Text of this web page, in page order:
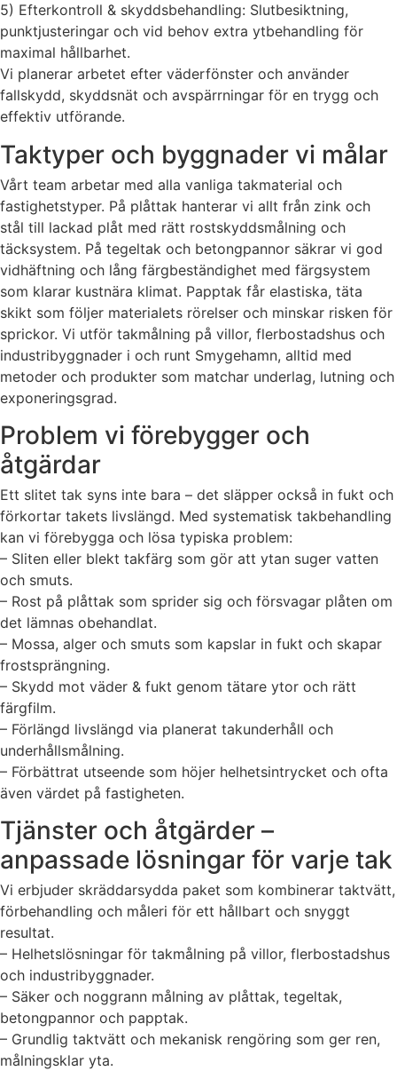
5) Efterkontroll & skyddsbehandling: Slutbesiktning,
punktjusteringar och vid behov extra ytbehandling för
maximal hållbarhet.
Vi planerar arbetet efter väderfönster och använder
fallskydd, skyddsnät och avspärrningar för en trygg och
effektiv utförande.
Taktyper och byggnader vi målar
Vårt team arbetar med alla vanliga takmaterial och
fastighetstyper. På plåttak hanterar vi allt från zink och
stål till lackad plåt med rätt rostskyddsmålning och
täcksystem. På tegeltak och betongpannor säkrar vi god
vidhäftning och lång färgbeständighet med färgsystem
som klarar kustnära klimat. Papptak får elastiska, täta
skikt som följer materialets rörelser och minskar risken för
sprickor. Vi utför takmålning på villor, flerbostadshus och
industribyggnader i och runt Smygehamn, alltid med
metoder och produkter som matchar underlag, lutning och
exponeringsgrad.
Problem vi förebygger och
åtgärdar
Ett slitet tak syns inte bara – det släpper också in fukt och
förkortar takets livslängd. Med systematisk takbehandling
kan vi förebygga och lösa typiska problem:
– Sliten eller blekt takfärg som gör att ytan suger vatten
och smuts.
– Rost på plåttak som sprider sig och försvagar plåten om
det lämnas obehandlat.
– Mossa, alger och smuts som kapslar in fukt och skapar
frostsprängning.
– Skydd mot väder & fukt genom tätare ytor och rätt
färgfilm.
– Förlängd livslängd via planerat takunderhåll och
underhållsmålning.
– Förbättrat utseende som höjer helhetsintrycket och ofta
även värdet på fastigheten.
Tjänster och åtgärder –
anpassade lösningar för varje tak
Vi erbjuder skräddarsydda paket som kombinerar taktvätt,
förbehandling och måleri för ett hållbart och snyggt
resultat.
– Helhetslösningar för takmålning på villor, flerbostadshus
och industribyggnader.
– Säker och noggrann målning av plåttak, tegeltak,
betongpannor och papptak.
– Grundlig taktvätt och mekanisk rengöring som ger ren,
målningsklar yta.